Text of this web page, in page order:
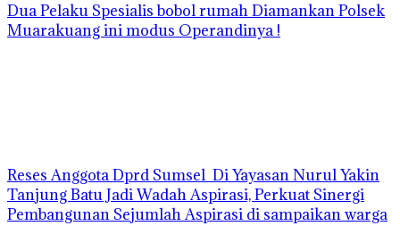
Dua Pelaku Spesialis bobol rumah Diamankan Polsek
Muarakuang ini modus Operandinya !
Reses Anggota Dprd Sumsel Di Yayasan Nurul Yakin
Tanjung Batu Jadi Wadah Aspirasi, Perkuat Sinergi
Pembangunan Sejumlah Aspirasi di sampaikan warga